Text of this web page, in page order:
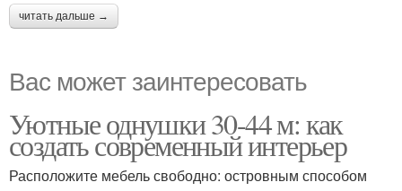
читать дальше →
Вас может заинтересовать
Уютные однушки 30-44 м: как
создать современный интерьер
Расположите мебель свободно: островным способом